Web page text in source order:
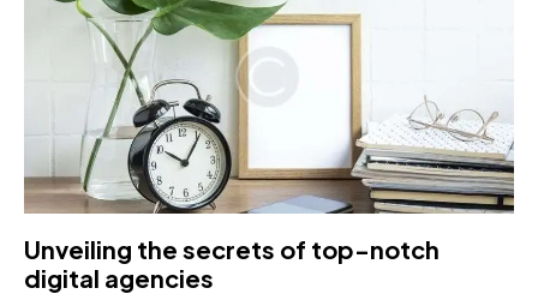
Unveiling the secrets of top-notch
digital agencies